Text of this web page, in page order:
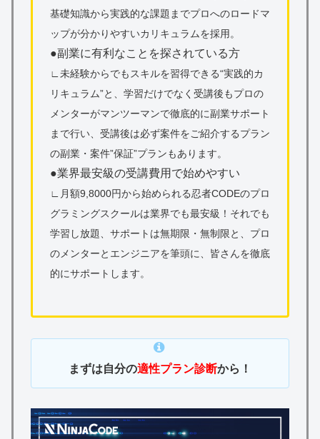
基礎知識から実践的な課題までプロへのロードマ
ップが分かりやすいカリキュラムを採用。
●副業に有利なことを探されている方
∟未経験からでもスキルを習得できる“実践的カ
リキュラム”と、学習だけでなく受講後もプロの
メンターがマンツーマンで徹底的に副業サポート
まで行い、受講後は必ず案件をご紹介するプラン
の副業・案件”保証”プランもあります。
●業界最安級の受講費用で始めやすい
∟月額9,8000円から始められる忍者CODEのプロ
グラミングスクールは業界でも最安級！それでも
学習し放題、サポートは無期限・無制限と、プロ
のメンターとエンジニアを筆頭に、皆さんを徹底
的にサポートします。
まずは自分の適性プラン診断から！